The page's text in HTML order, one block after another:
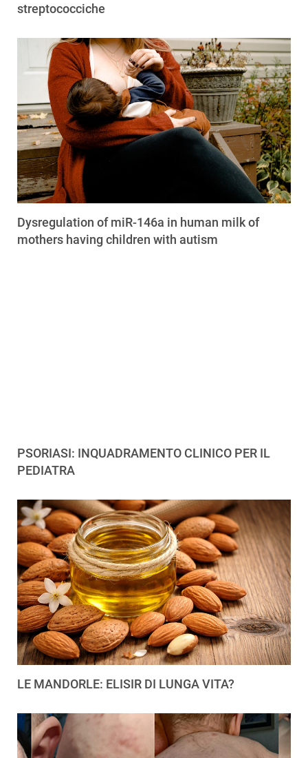
streptococciche
Dysregulation of miR-146a in human milk of
mothers having children with autism
PSORIASI: INQUADRAMENTO CLINICO PER IL
PEDIATRA
LE MANDORLE: ELISIR DI LUNGA VITA?